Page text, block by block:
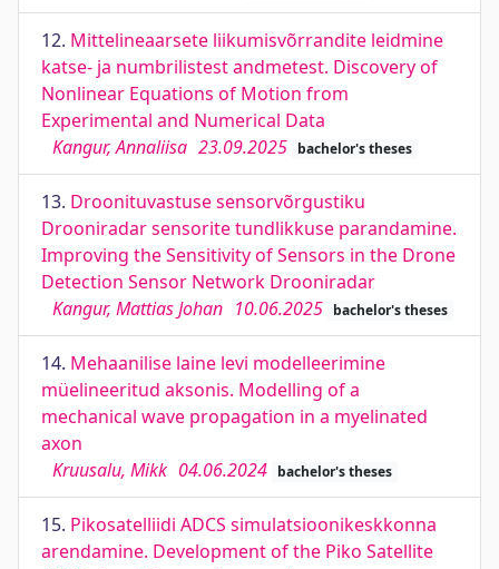
12. Mittelineaarsete liikumisvõrrandite leidmine
katse- ja numbrilistest andmetest. Discovery of
Nonlinear Equations of Motion from
Experimental and Numerical Data
Kangur, Annaliisa 23.09.2025 bachelor's theses
13. Droonituvastuse sensorvõrgustiku
Drooniradar sensorite tundlikkuse parandamine.
Improving the Sensitivity of Sensors in the Drone
Detection Sensor Network Drooniradar
Kangur, Mattias Johan 10.06.2025 bachelor's theses
14. Mehaanilise laine levi modelleerimine
müelineeritud aksonis. Modelling of a
mechanical wave propagation in a myelinated
axon
Kruusalu, Mikk 04.06.2024 bachelor's theses
15. Pikosatelliidi ADCS simulatsioonikeskkonna
arendamine. Development of the Piko Satellite